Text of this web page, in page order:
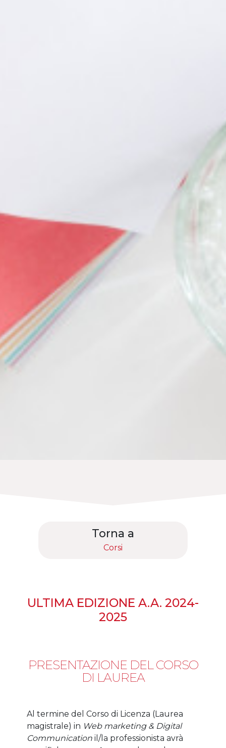
Torna a
Corsi
ULTIMA EDIZIONE A.A. 2024-
2025
PRESENTAZIONE DEL CORSO
DI LAUREA
Al termine del Corso di Licenza (Laurea
magistrale) in Web marketing & Digital
Communicationil/la professionista avrà